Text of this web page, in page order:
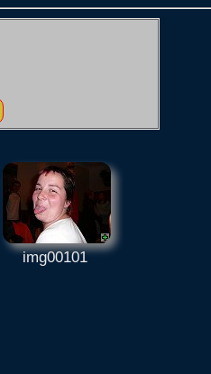
img00101